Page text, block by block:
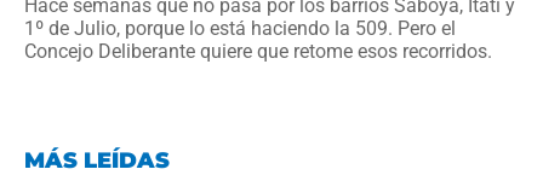
Hace semanas que no pasa por los barrios Saboya, Itatí y
1º de Julio, porque lo está haciendo la 509. Pero el
Concejo Deliberante quiere que retome esos recorridos.
MÁS LEÍDAS